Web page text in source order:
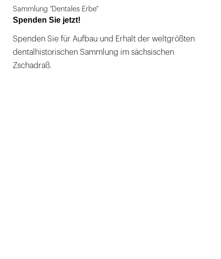
Sammlung "Dentales Erbe"
Spenden Sie jetzt!
Spenden Sie für Aufbau und Erhalt der weltgrößten
dentalhistorischen Sammlung im sächsischen
Zschadraß.